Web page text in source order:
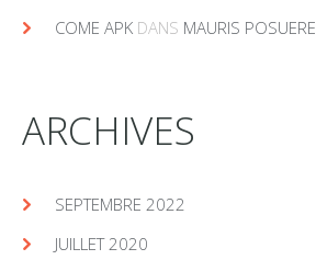
COME APK DANS MAURIS POSUERE
ARCHIVES
SEPTEMBRE 2022
JUILLET 2020